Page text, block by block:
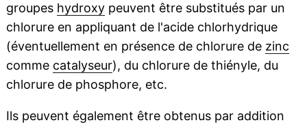
groupes hydroxypeuvent être substitués par un
chlorure en appliquant de l'acide chlorhydrique
(éventuellement en présence de chlorure de zinc
comme catalyseur), du chlorure de thiényle, du
chlorure de phosphore, etc.
Ils peuvent également être obtenus par addition